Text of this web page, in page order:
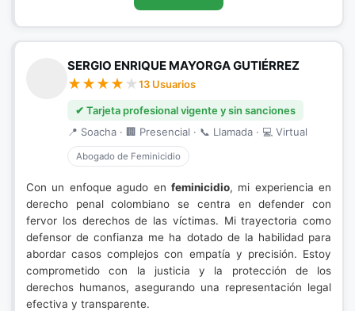
SERGIO ENRIQUE MAYORGA GUTIÉRREZ
13 Usuarios
✔ Tarjeta profesional vigente y sin sanciones
📍 Soacha · 🏢 Presencial · 📞 Llamada · 💻 Virtual
Abogado de Feminicidio
Con un enfoque agudo en feminicidio, mi experiencia en
derecho penal colombiano se centra en defender con
fervor los derechos de las víctimas. Mi trayectoria como
defensor de confianza me ha dotado de la habilidad para
abordar casos complejos con empatía y precisión. Estoy
comprometido con la justicia y la protección de los
derechos humanos, asegurando una representación legal
efectiva y transparente.